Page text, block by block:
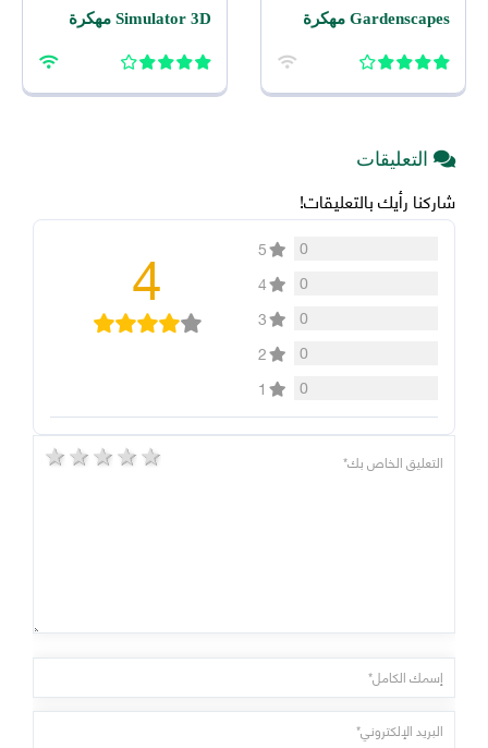
Gardenscapes مهكرة
2026 اخر اصدار للاندرويد
Simulator 3D مهكرة
2026 للاندرويد
التعليقات
شاركنا رأيك بالتعليقات!
0
5
0
4
0
3
0
2
0
1
4
5 stars 4 stars 3 stars 2 stars 1 star